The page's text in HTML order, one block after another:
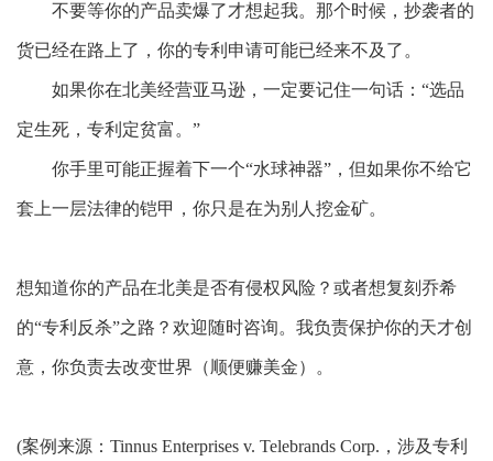
不要等你的产品卖爆了才想起我。那个时候，抄袭者的
货已经在路上了，你的专利申请可能已经来不及了。
如果你在北美经营亚马逊，一定要记住一句话： “选品
定生死，专利定贫富。”
你手里可能正握着下一个“水球神器”，但如果你不给它
套上一层法律的铠甲，你只是在为别人挖金矿。
想知道你的产品在北美是否有侵权风险？或者想复刻乔希
的“专利反杀”之路？欢迎随时咨询。我负责保护你的天才创
意，你负责去改变世界（顺便赚美金）。
(案例来源：Tinnus Enterprises v. Telebrands Corp.，涉及专利